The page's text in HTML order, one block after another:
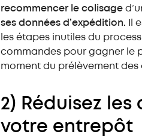
recommencer le colisage
ses données d’expédition. Il
les étapes inutiles du
commandes pour gagner le
moment du prélèvement des
2) Réduisez
votre entrepôt